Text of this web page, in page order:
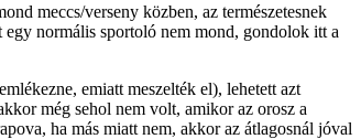
meccs/verseny közben, az természetesnek
normális sportoló nem mond, gondolok itt a
emiatt meszelték el), lehetett azt
még sehol nem volt, amikor az orosz a
ha más miatt nem, akkor az átlagosnál jóval